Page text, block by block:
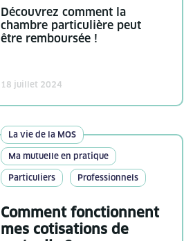
Découvrez comment la
chambre particulière peut
être remboursée !
18 juillet 2024
La vie de la MOS
Ma mutuelle en pratique
Particuliers Professionnels
Comment fonctionnent
mes cotisations de